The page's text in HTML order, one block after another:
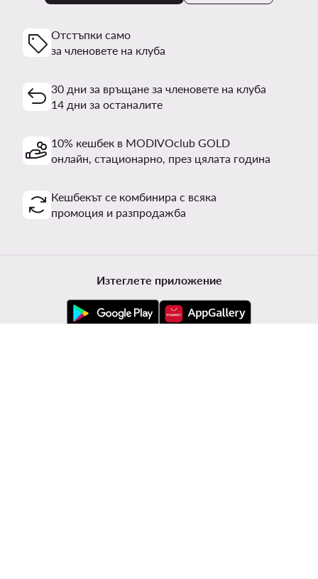
Отстъпки само
за членовете на клуба
30 дни за връщане за членовете на клуба
14 дни за останалите
10% кешбек в MODIVOclub GOLD
онлайн, стационарно, през цялата година
Кешбекът се комбинира с всяка
промоция и разпродажба
Изтеглете приложение